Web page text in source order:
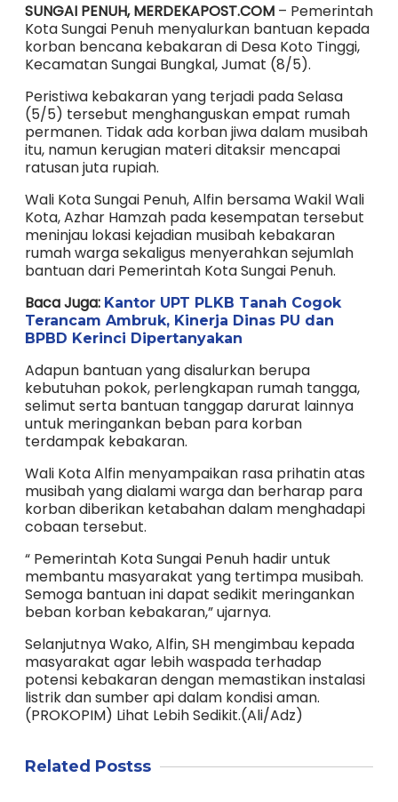
SUNGAI PENUH, MERDEKAPOST.COM – Pemerintah
Kota Sungai Penuh menyalurkan bantuan kepada
korban bencana kebakaran di Desa Koto Tinggi,
Kecamatan Sungai Bungkal, Jumat (8/5).
Peristiwa kebakaran yang terjadi pada Selasa
(5/5) tersebut menghanguskan empat rumah
permanen. Tidak ada korban jiwa dalam musibah
itu, namun kerugian materi ditaksir mencapai
ratusan juta rupiah.
Wali Kota Sungai Penuh, Alfin bersama Wakil Wali
Kota, Azhar Hamzah pada kesempatan tersebut
meninjau lokasi kejadian musibah kebakaran
rumah warga sekaligus menyerahkan sejumlah
bantuan dari Pemerintah Kota Sungai Penuh.
Baca Juga: Kantor UPT PLKB Tanah Cogok
Terancam Ambruk, Kinerja Dinas PU dan
BPBD Kerinci Dipertanyakan
Adapun bantuan yang disalurkan berupa
kebutuhan pokok, perlengkapan rumah tangga,
selimut serta bantuan tanggap darurat lainnya
untuk meringankan beban para korban
terdampak kebakaran.
Wali Kota Alfin menyampaikan rasa prihatin atas
musibah yang dialami warga dan berharap para
korban diberikan ketabahan dalam menghadapi
cobaan tersebut.
“ Pemerintah Kota Sungai Penuh hadir untuk
membantu masyarakat yang tertimpa musibah.
Semoga bantuan ini dapat sedikit meringankan
beban korban kebakaran,” ujarnya.
Selanjutnya Wako, Alfin, SH mengimbau kepada
masyarakat agar lebih waspada terhadap
potensi kebakaran dengan memastikan instalasi
listrik dan sumber api dalam kondisi aman.
(PROKOPIM) Lihat Lebih Sedikit.(Ali/Adz)
Related Postss